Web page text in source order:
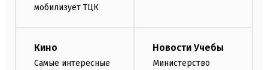
мобилизует ТЦК
Кино
Самые интересные
Новости Учебы
Министерство